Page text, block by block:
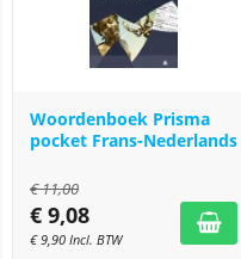
Woordenboek Prisma
pocket Frans-Nederlands
€11,00
€ 9,08
€9,90 Incl. BTW